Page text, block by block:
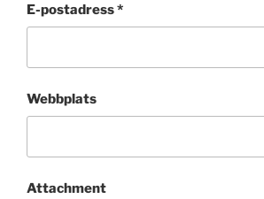
E-postadress*
Webbplats
Attachment